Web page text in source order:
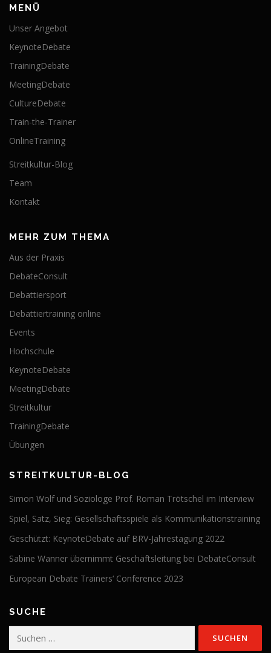
MENÜ
Unser Angebot
KeynoteDebate
TrainingDebate
MeetingDebate
CultureDebate
Train-the-Trainer
OnlineTraining
Streitkultur-Blog
Team
Kontakt
MEHR ZUM THEMA
Aus der Praxis
DebateConsult
Debattiersport
Debattiertraining online
Events
Hochschule
KeynoteDebate
MeetingDebate
Streitkultur
TrainingDebate
Übungen
STREITKULTUR-BLOG
Simon Wolf und Soziologe Prof. Roman Trötschel im Interview
Spiel, Satz, Sieg: Gesellschaftsspiele als Kommunikationstraining
Geschützt: KeynoteDebate auf BRV-Jahrestagung 2022
Sabine Wanner übernimmt Geschäftsleitung bei DebateConsult
European Debate Trainers‘ Conference 2023
SUCHE
Suchen